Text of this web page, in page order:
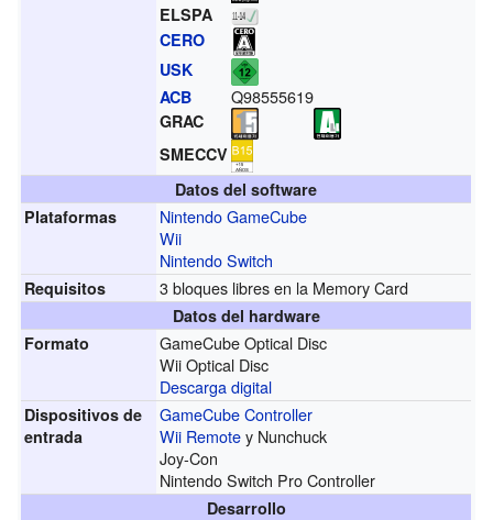
ELSPA
CERO
USK
ACB
Q98555619
GRAC
SMECCV
Datos del software
Plataformas
Nintendo GameCube
Wii
Nintendo Switch
Requisitos 3 bloques libres en la Memory Card
Datos del hardware
Formato
GameCube Optical Disc
Wii Optical Disc
Descarga digital
Dispositivos de
entrada
GameCube Controller
Wii Remotey Nunchuck
Joy-Con
Nintendo Switch Pro Controller
Desarrollo